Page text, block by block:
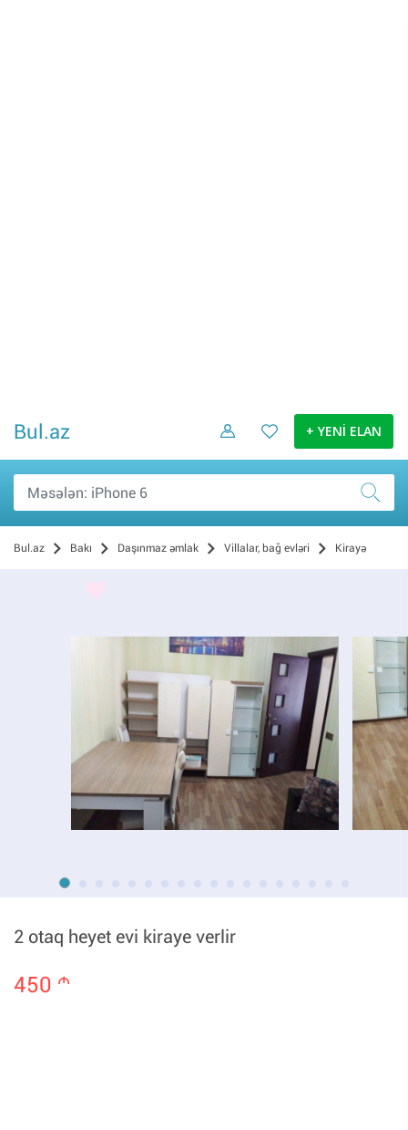
Bul.az + YENİ ELAN
Bul.az Bakı Daşınmaz əmlak Villalar, bağ evləri Kirayə
2 otaq heyet evi kiraye verlir
450 m